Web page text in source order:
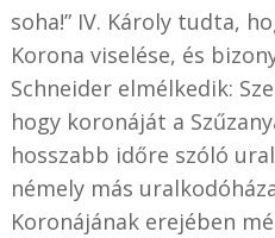
soha!” IV. Károly tudta,
Korona viselése, és
Schneider elmélkedik:
hogy koronáját a
hosszabb időre szóló
némely más
Koronájának erejében